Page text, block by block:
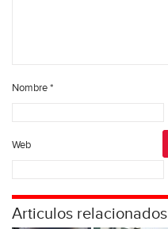
Nombre*
Web
Articulos relacionados